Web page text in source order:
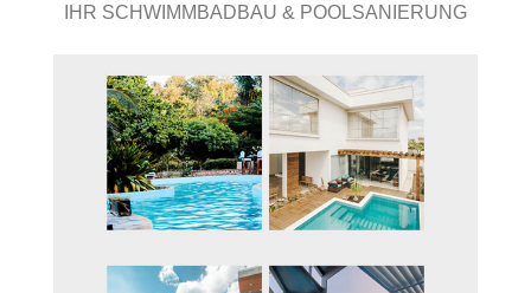
IHR SCHWIMMBADBAU & POOLSANIERUNG